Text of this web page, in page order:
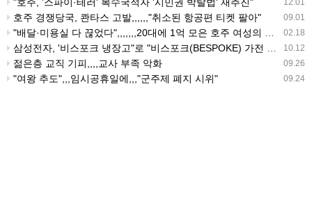
12.01
09.01
호주 경쟁당국, 콴타스 고발,,,,,,"취소된 항공편 티켓 팔아"
02.18
"배달·미용실 다 끊었다",,,,,,,20대에 1억 모은 호주 여성의 극단적 절약법에 시끌
10.12
삼성전자, '비스포크 냉장고"로 "비스포크(BESPOKE) 가전 라인업"을 본격 확대,,,호주시장 공략
09.26
젊은층 교직 기피,,,,교사 부족 악화
09.24
"여왕 추도",,,임시공휴일에,,,"군주제 폐지 시위"